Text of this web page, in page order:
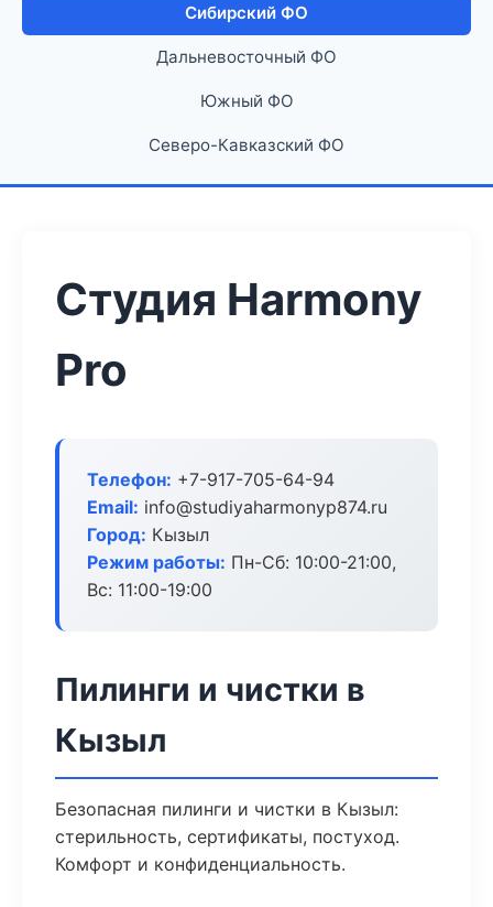
Сибирский ФО
Дальневосточный ФО
Южный ФО
Северо-Кавказский ФО
Студия Harmony
Pro
Телефон: +7-917-705-64-94
Email: info@studiyaharmonyp874.ru
Город: Кызыл
Режим работы: Пн-Сб: 10:00-21:00,
Вс: 11:00-19:00
Пилинги и чистки в
Кызыл
Безопасная пилинги и чистки в Кызыл:
стерильность, сертификаты, постуход.
Комфорт и конфиденциальность.